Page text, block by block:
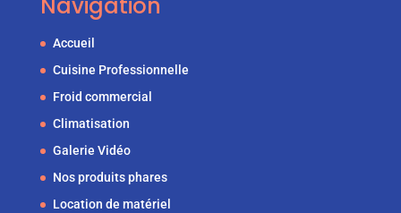
Navigation
Accueil
Cuisine Professionnelle
Froid commercial
Climatisation
Galerie Vidéo
Nos produits phares
Location de matériel